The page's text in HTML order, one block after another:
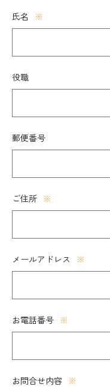
氏名 ※
役職
郵便番号
ご住所 ※
メールアドレス ※
お電話番号 ※
お問合せ内容 ※